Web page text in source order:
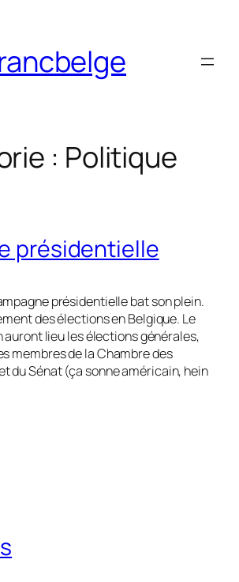
: Politique
présidentielle
présidentielle bat son plein.
des élections en Belgique. Le
auront lieu les élections générales,
membres de la Chambre des
du Sénat (ça sonne américain, hein